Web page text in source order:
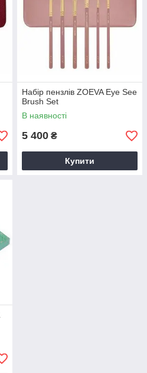
Набір пензлів ZOEVA Eye See
Brush Set
В наявності
5 400 ₴
Купити